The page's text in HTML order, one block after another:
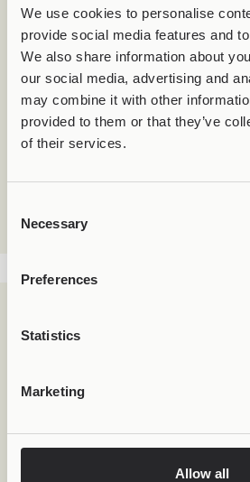
We use cookies to personalise
provide social media features and
We also share information about
our social media, advertising and
may combine it with other
provided to them or that they’ve
of their services.
Selection
Necessary
Preferences
Statistics
Marketing
Allow all
εξηγήσουν τα πάντα.
Αφήνουν χώρο.
Χώρο για:
προσωπικές εμπειρίες
διαφορετικές αναγνώσεις και
νέα νοήματα
Επειδή εξελίσσονται μαζί μας.